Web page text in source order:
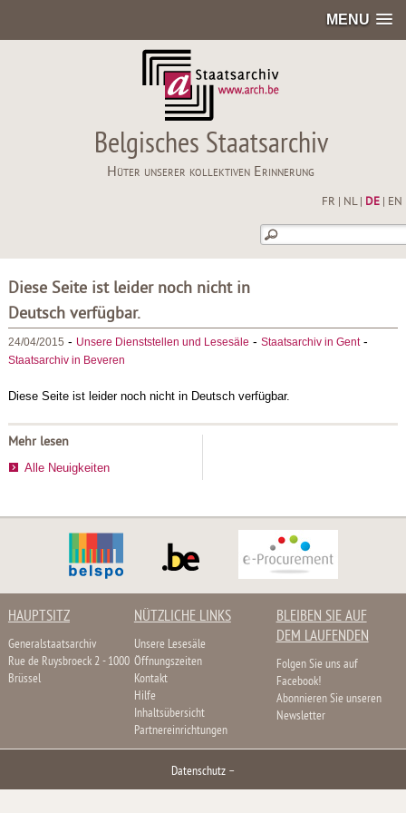
MENU
Belgisches Staatsarchiv
Hüter unserer kollektiven Erinnerung
FR NL| DE| EN
Diese Seite ist leider noch nicht in
Deutsch verfügbar.
24/04/2015 - Unsere Dienststellen und Lesesäle - Staatsarchiv in Gent-
Staatsarchiv in Beveren
Diese Seite ist leider noch nicht in Deutsch verfügbar.
Mehr lesen
Alle Neuigkeiten
HAUPTSITZ
Generalstaatsarchiv
Rue de Ruysbroeck 2 - 1000
Brüssel
NÜTZLICHE LINKS
Unsere Lesesäle
Öffnungszeiten
Kontakt
Hilfe
Inhaltsübersicht
Partnereinrichtungen
BLEIBEN SIE AUF
DEM LAUFENDEN
Folgen Sie uns auf
Facebook!
Abonnieren Sie unseren
Newsletter
Datenschutz –